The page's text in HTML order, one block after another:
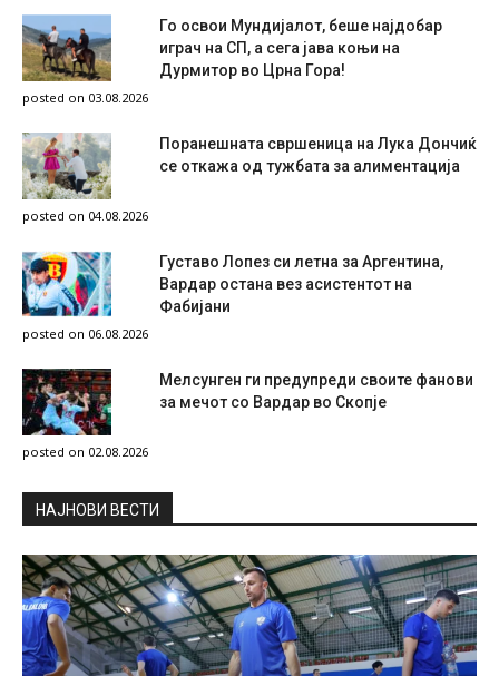
Го освои Мундијалот, беше најдобар
играч на СП, а сега јава коњи на
Дурмитор во Црна Гора!
posted on 03.08.2026
Поранешната свршеница на Лука Дончиќ
се откажа од тужбата за алиментација
posted on 04.08.2026
Густаво Лопез си летна за Аргентина,
Вардар остана вез асистентот на
Фабијани
posted on 06.08.2026
Мелсунген ги предупреди своите фанови
за мечот со Вардар во Скопје
posted on 02.08.2026
НAЈНОВИ ВЕСТИ